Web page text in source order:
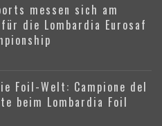
messen sich am
die Lombardia Eurosaf
Foil-Welt: Campione del
beim Lombardia Foil